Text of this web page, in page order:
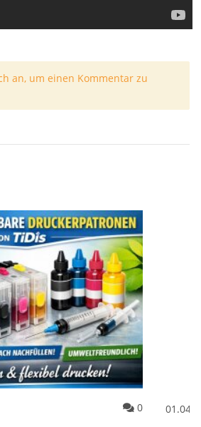
an, um einen Kommentar zu
Kommentare
0